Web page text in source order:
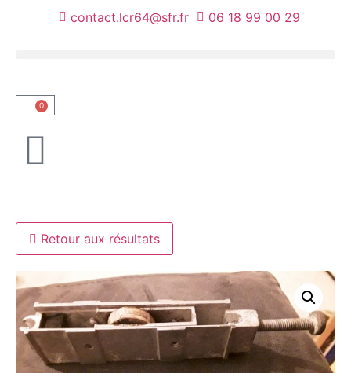
contact.lcr64@sfr.fr 06 18 99 00 29
0
NOUS VOUS ACCUEILLONS AU
DÉPÔT UNIQUEMENT SUR
TEL : 06 18 99 00 29
Retour aux résultats